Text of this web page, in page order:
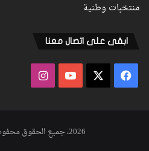
منتخبات وطنية
ابقى على اتصال معنا
فيسبوك ‫YouTubeانستقرام
2026، جميع الحقوق محفوظة | Sportime Tv